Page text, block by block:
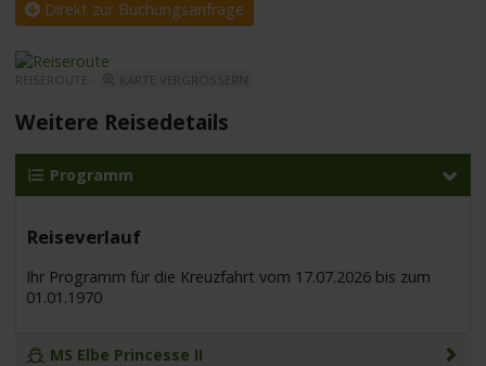
Suche
Direkt zur Buchungsanfrage
REISEROUTE -
Weitere Reisedetails
Programm
Reiseverlauf
Ihr Programm für die Kreuzfahrt vom 17.07.2026 bis zum
01.01.1970
MS Elbe Princesse II